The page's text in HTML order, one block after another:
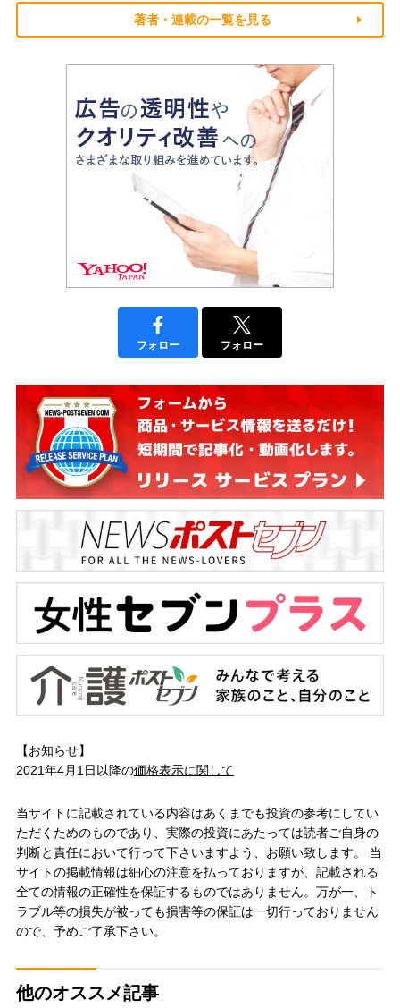
著者・連載の一覧を見る
フォロー フォロー
【お知らせ】
2021年4月1日以降の価格表示に関して
当サイトに記載されている内容はあくまでも投資の参考にしてい
ただくためのものであり、実際の投資にあたっては読者ご自身の
判断と責任において行って下さいますよう、お願い致します。 当
サイトの掲載情報は細心の注意を払っておりますが、記載される
全ての情報の正確性を保証するものではありません。万が一、ト
ラブル等の損失が被っても損害等の保証は一切行っておりません
ので、予めご了承下さい。
他のオススメ記事